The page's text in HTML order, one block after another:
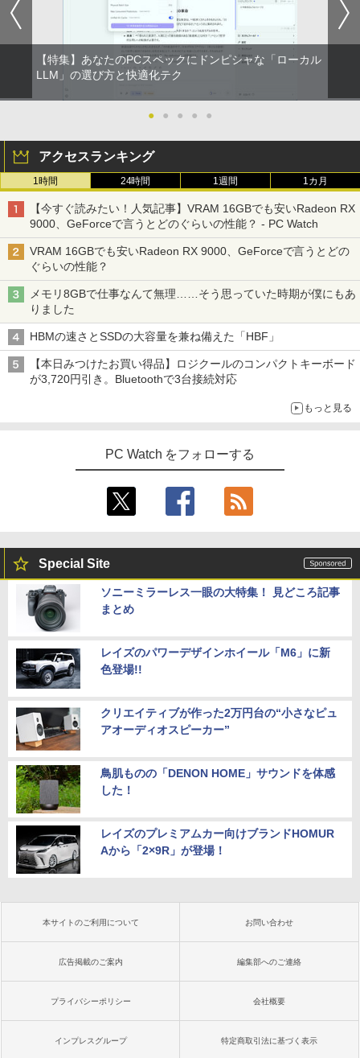
【特集】あなたのPCスペックにドンピシャな「ローカル
LLM」の選び方と快適化テク
● ● ● ● ●
アクセスランキング
1時間 24時間 1週間 1カ月
【今すぐ読みたい！人気記事】VRAM 16GBでも安いRadeon RX
9000、GeForceで言うとどのぐらいの性能？ - PC Watch
VRAM 16GBでも安いRadeon RX 9000、GeForceで言うとどの
ぐらいの性能？
メモリ8GBで仕事なんて無理……そう思っていた時期が僕にもあ
りました
HBMの速さとSSDの大容量を兼ね備えた「HBF」
【本日みつけたお買い得品】ロジクールのコンパクトキーボード
が3,720円引き。Bluetoothで3台接続対応
もっと見る
PC Watch をフォローする
Special Site
ソニーミラーレス一眼の大特集！ 見どころ記事
まとめ
レイズのパワーデザインホイール「M6」に新
色登場!!
クリエイティブが作った2万円台の“小さなピュ
アオーディオスピーカー”
鳥肌ものの「DENON HOME」サウンドを体感
した！
レイズのプレミアムカー向けブランドHOMUR
Aから「2×9R」が登場！
本サイトのご利用について お問い合わせ
広告掲載のご案内 編集部へのご連絡
プライバシーポリシー 会社概要
インプレスグループ 特定商取引法に基づく表示